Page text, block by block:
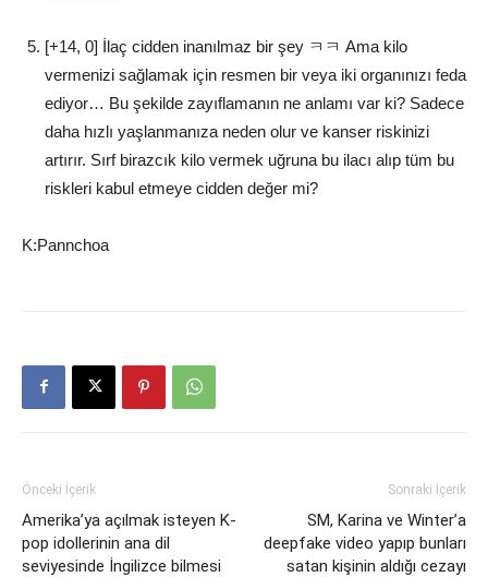
[+14, 0] İlaç cidden inanılmaz bir şey ㅋㅋ Ama kilo
vermenizi sağlamak için resmen bir veya iki organınızı feda
ediyor… Bu şekilde zayıflamanın ne anlamı var ki? Sadece
daha hızlı yaşlanmanıza neden olur ve kanser riskinizi
artırır. Sırf birazcık kilo vermek uğruna bu ilacı alıp tüm bu
riskleri kabul etmeye cidden değer mi?
K:Pannchoa
Önceki İçerik
Amerika’ya açılmak isteyen K-
pop idollerinin ana dil
seviyesinde İngilizce bilmesi
Sonraki İçerik
SM, Karina ve Winter’a
deepfake video yapıp bunları
satan kişinin aldığı cezayı